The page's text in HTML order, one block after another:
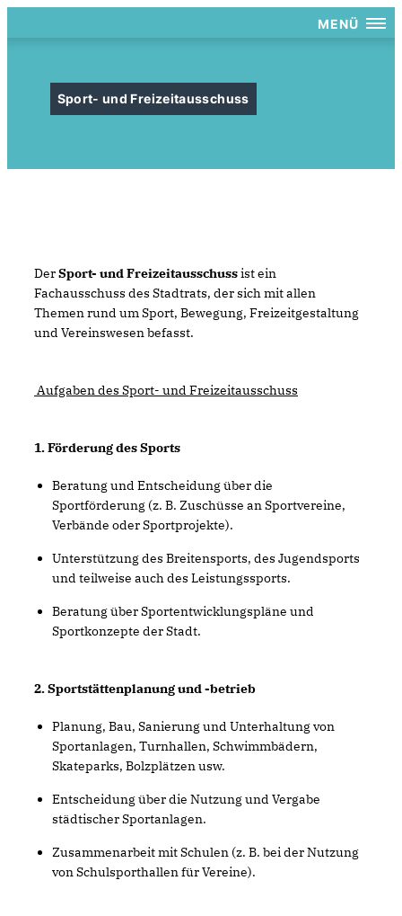
MENÜ
Sport- und Freizeitausschuss
DerSport- und Freizeitausschussist ein
Fachausschuss des Stadtrats, der sich mit allen
Themen rund um Sport, Bewegung, Freizeitgestaltung
und Vereinswesen befasst.
Aufgaben des Sport- und Freizeitausschuss
1. Förderung des Sports
Beratung und Entscheidung über die
Sportförderung (z. B. Zuschüsse an Sportvereine,
Verbände oder Sportprojekte).
Unterstützung des Breitensports, des Jugendsports
und teilweise auch des Leistungssports.
Beratung über Sportentwicklungspläne und
Sportkonzepte der Stadt.
2. Sportstättenplanung und -betrieb
Planung, Bau, Sanierung und Unterhaltung von
Sportanlagen, Turnhallen, Schwimmbädern,
Skateparks, Bolzplätzen usw.
Entscheidung über die Nutzung und Vergabe
städtischer Sportanlagen.
Zusammenarbeit mit Schulen (z. B. bei der Nutzung
von Schulsporthallen für Vereine).